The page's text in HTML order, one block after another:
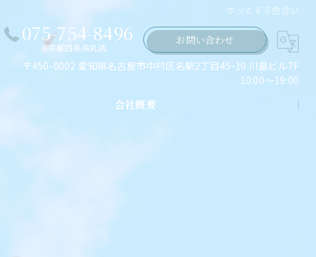
ホッとする色合い
075-754-8496
京都四条烏丸店
お問い合わせ
〒450-0002 愛知県名古屋市中村区名駅2丁目45-10 川島ビル7F
10:00～19:00
会社概要